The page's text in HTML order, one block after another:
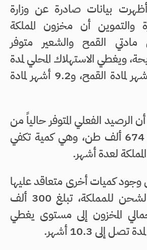
بيانات صادرة عن وزارة
والتموين أن مخزون المملكة
مادتي القمح والشعير متوفر
ويغطي الاستهلاك المحلي لمدة
تصل إلى 10.3 أشهر لمادة القمح، و9.2 أشهر لمادة
الرصيد الفعلي المتوفر حالياً من
مادة القمح يبلغ 674 ألف طن، وهي كمية تكفي
لعدة أشهر.
وجود كميات أخرى متعاقد عليها
وفي طريقها إلى الشحن للمملكة، تبلغ 300 ألف
المخزون إلى مستوى يغطي
إلى 10.3 أشهر.